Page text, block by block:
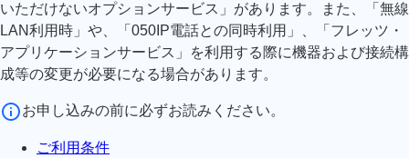
いただけないオプションサービス」があります。また、「無線
LAN利用時」や、「050IP電話との同時利用」、「フレッツ・
アプリケーションサービス」を利用する際に機器および接続構
成等の変更が必要になる場合があります。
お申し込みの前に必ずお読みください。
ご利用条件